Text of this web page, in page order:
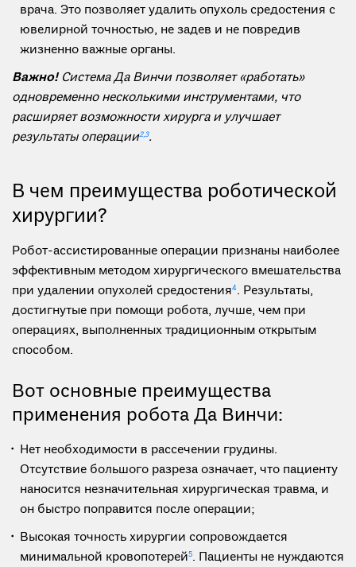
врача. Это позволяет удалить опухоль средостения с
ювелирной точностью, не задев и не повредив
жизненно важные органы.
Важно!Система Да Винчи позволяет «работать»
одновременно несколькими инструментами, что
расширяет возможности хирурга и улучшает
результаты операции2,3.
В чем преимущества роботической
хирургии?
Робот-ассистированные операции признаны наиболее
эффективным методом хирургического вмешательства
при удалении опухолей средостения4. Результаты,
достигнутые при помощи робота, лучше, чем при
операциях, выполненных традиционным открытым
способом.
Вот основные преимущества
применения робота Да Винчи:
Нет необходимости в рассечении грудины.
Отсутствие большого разреза означает, что пациенту
наносится незначительная хирургическая травма, и
он быстро поправится после операции;
Высокая точность хирургии сопровождается
минимальной кровопотерей5. Пациенты не нуждаются